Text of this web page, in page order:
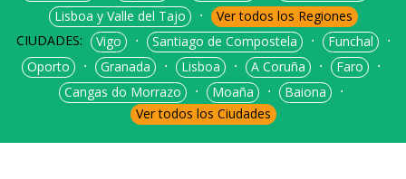
Lisboa y Valle del Tajo
⋅
Ver todos los Regiones
CIUDADES:
Vigo ⋅ Santiago de Compostela ⋅ Funchal
⋅
Oporto
⋅ Granada ⋅ Lisboa ⋅ A Coruña ⋅ Faro
⋅
Cangas do Morrazo
⋅ Moaña ⋅ Baiona
⋅
Ver todos los Ciudades